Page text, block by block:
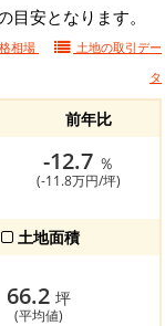
安となります。
相場 土地の取引デー
タ
前年比
-12.7 ％
(-11.8万円/坪)
土地面積
66.2 坪
(平均値)